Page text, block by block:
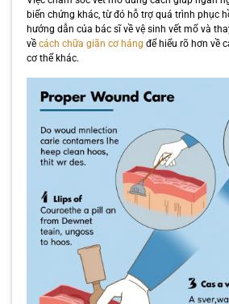
biến chứng khác, từ đó hỗ trợ quá trình phục
hướng dẫn của bác sĩ về vệ sinh vết mổ và
về cách chữa giãn cơ háng để hiểu rõ hơn về
cơ thể khác.